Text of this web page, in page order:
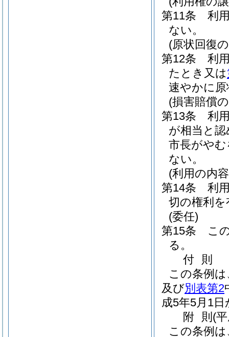
第11条
利
ない。
(原状回復
第12条
利
たとき又は
速やかに
(損害賠償
第13条
利
が相当と
市長がや
ない。
(利用の内
第14条
利
切の権利
(委任)
第15条
こ
る。
付 則
この条例
及び別表第2
成5年5月1
附 則 (
この条例